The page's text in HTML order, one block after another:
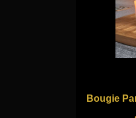
Bougie